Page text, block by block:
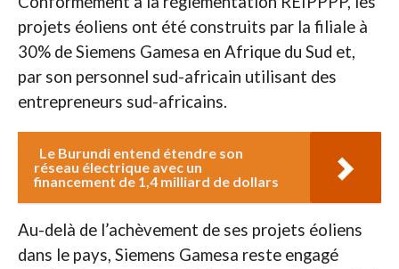
projets éoliens ont été construits par la filiale à
30% de Siemens Gamesa en Afrique du Sud et,
par son personnel sud-africain utilisant des
entrepreneurs sud-africains.
Le Burundi entend étendre son
réseau électrique avec un
financement de 1,4 milliard de dollars
Au-delà de l’achèvement de ses projets éoliens
dans le pays, Siemens Gamesa reste engagé